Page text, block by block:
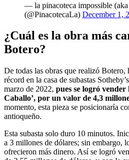
— la pinacoteca impossible (aka
(@PinacotecaLa) December 1,
¿Cuál es la obra más
Botero?
De todas las obras que realizó Botero,
récord en la casa de subastas
marzo de 2022, pues se logró
Caballo’, por un valor de 4,3
momento, esta pieza se posicionaría
antioqueño.
Esta subasta solo duro 10 minutos.
a 3 millones de dólares; sin embargo,
ofrecieron más dinero. Así se logró